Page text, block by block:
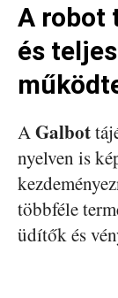
A robot
és
AGalbot
nyelven is
többféle
üdítők és